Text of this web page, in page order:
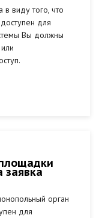
виду того, что
для
Вы должны
заявка
орган
для